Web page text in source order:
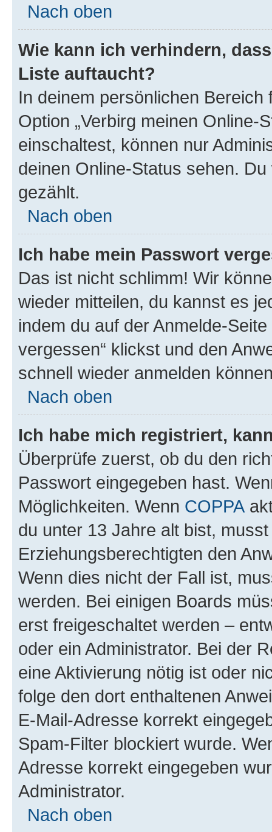
Nach oben
Wie kann ich verhindern,
Liste auftaucht?
In deinem persönlichen
Option „Verbirg meinen Online-
einschaltest, können nur
deinen Online-Status sehen.
gezählt.
Nach oben
Ich habe mein Passwort
Das ist nicht schlimm! Wir
wieder mitteilen, du kannst es
indem du auf der Anmelde-
vergessen“ klickst und den
schnell wieder anmelden
Nach oben
Ich habe mich registriert,
Überprüfe zuerst, ob du den
Passwort eingegeben hast.
Möglichkeiten. Wenn COPPA
du unter 13 Jahre alt bist,
Erziehungsberechtigten den
Wenn dies nicht der Fall ist,
werden. Bei einigen Boards
erst freigeschaltet werden –
oder ein Administrator. Bei der
eine Aktivierung nötig ist oder
folge den dort enthaltenen
E-Mail-Adresse korrekt
Spam-Filter blockiert wurde.
Adresse korrekt eingegeben
Administrator.
Nach oben